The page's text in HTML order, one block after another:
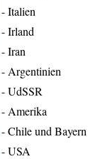
- Italien
- Irland
- Iran
- Argentinien
- UdSSR
- Amerika
- Chile und Bayern
-USA